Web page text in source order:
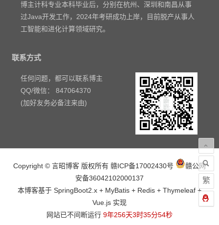
博主计科专业本科毕业后，分别在杭州、深圳和南昌从事
过Java开发工作，2024年考研成功上岸，目前脱产从事人
工智能和进化计算领域研究。
联系方式
任何问题，都可以联系博主
QQ/微信： 847064370
(加好友务必备注来由)
Copyright © 言昭博客 版权所有 赣ICP备17002430号
赣公网
安备36042102000137
本博客基于 SpringBoot2.x + MyBatis + Redis + Thymeleaf +
Vue.js 实现
网站已不间断运行 9年256天3时35分54秒
繁